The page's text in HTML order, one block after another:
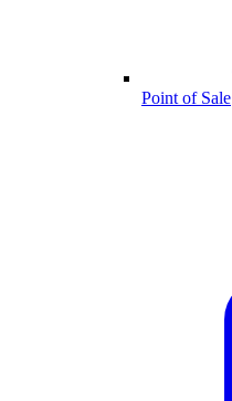
Point of Sale